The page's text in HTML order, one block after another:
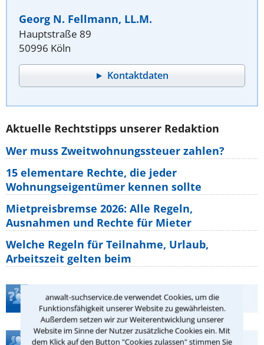
anwalt-suchservice.de verwendet Cookies, um die
Funktionsfähigkeit unserer Website zu gewährleisten.
Außerdem setzen wir zur Weiterentwicklung unserer
Website im Sinne der Nutzer zusätzliche Cookies ein. Mit
dem Klick auf den Button "Cookies zulassen" stimmen Sie
Georg N. Fellmann, LL.M.
Hauptstraße 89
50996 Köln
Kontaktdaten
Aktuelle Rechtstipps unserer Redaktion
Wer muss Zweitwohnungssteuer zahlen?
15 elementare Rechte, die jeder
Wohnungseigentümer kennen sollte
Mietpreisbremse 2026: Alle Regeln,
Ausnahmen und Rechte für Mieter
Welche Regeln für Teilnahme, Urlaub,
Arbeitszeit gelten beim
Teste Dein Rechtswissen
Hilfe bei Ihrer Anwaltsuche?